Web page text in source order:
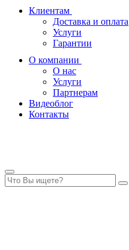
Клиентам
Доставка и оплата
Услуги
Гарантии
О компании
О нас
Услуги
Партнерам
Видеоблог
Контакты